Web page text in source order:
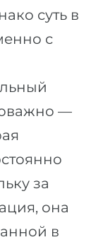
суть в
с
—
за
она
в